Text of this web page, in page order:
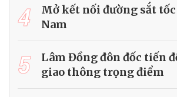
4
Mở kết nối đường sắt tốc
Nam
5
Lâm Đồng đôn đốc tiến
giao thông trọng điểm